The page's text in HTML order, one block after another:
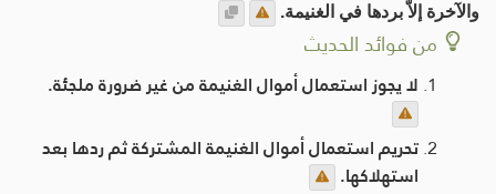
والآخرة إلاَّ بردها في الغنيمة.
من فوائد الحديث
لا يجوز استعمال أموال الغنيمة من غير ضرورة ملجئة.
تحريم استعمال أموال الغنيمة المشتركة ثم ردها بعد
استهلاكها.